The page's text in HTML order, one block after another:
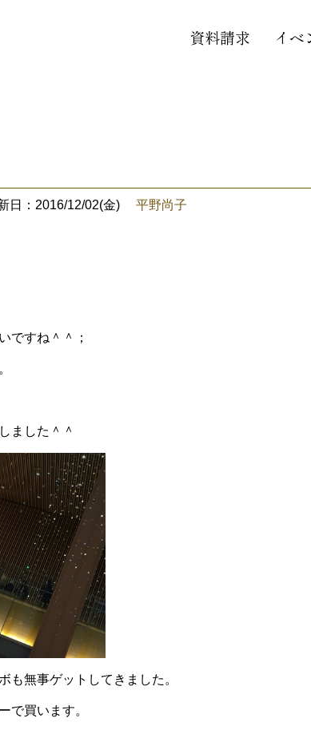
資料請求 イベ
日：2016/12/02(金) 平野尚子
ですね＾＾；
ました＾＾
も無事ゲットしてきました。
で買います。